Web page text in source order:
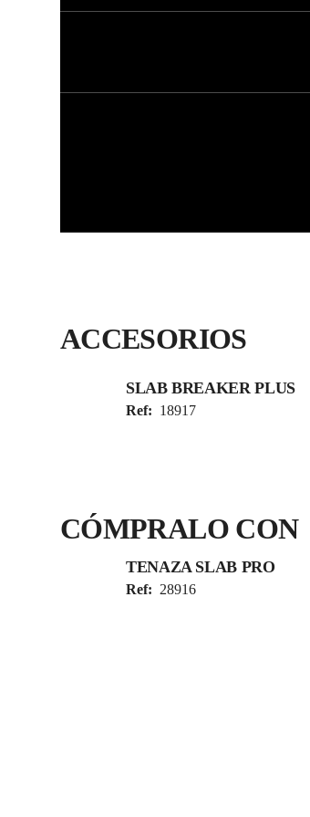
ACCESORIOS
SLAB BREAKER PLUS
Ref: 18917
CÓMPRALO CON
TENAZA SLAB PRO
Ref: 28916